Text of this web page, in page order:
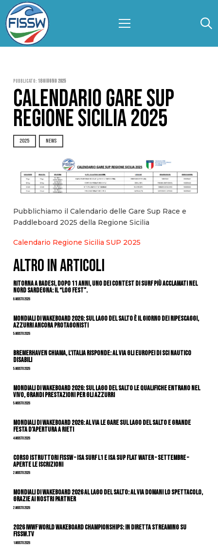
Pubblicato: 18 Giugno 2025
CALENDARIO GARE SUP
REGIONE SICILIA 2025
2025 NEWS
Pubblichiamo il Calendario delle Gare Sup Race e
Paddleboard 2025 della Regione Sicilia
Calendario Regione Sicilia SUP 2025
ALTRO IN ARTICOLI
Ritorna a Badesi, dopo 11 anni, uno dei contest di surf più acclamati nel
nord Sardegna: il “Log Fest”.
6 Agosto 2026
Mondiali di Wakeboard 2026: sul Lago del Salto è il giorno dei ripescaggi,
azzurri ancora protagonisti
5 Agosto 2026
Bremerhaven chiama, l’Italia risponde: al via gli Europei di Sci Nautico
Disabili
5 Agosto 2026
Mondiali di Wakeboard 2026: sul Lago del Salto le qualifiche entrano nel
vivo, grandi prestazioni per gli azzurri
5 Agosto 2026
Mondiali di Wakeboard 2026: al via le gare sul Lago del Salto e grande
festa d’apertura a Rieti
4 Agosto 2026
CORSO ISTRUTTORI FISSW – ISA SURF L1 e ISA SUP Flat Water – SETTEMBRE –
APERTE LE ISCRIZIONI
2 Agosto 2026
Mondiali di Wakeboard 2026 al Lago del Salto: al via domani lo spettacolo,
grazie ai nostri Partner
2 Agosto 2026
2026 IWWF WORLD WAKEBOARD CHAMPIONSHIPS: IN DIRETTA STREAMING SU
FISSW.TV
1 Agosto 2026